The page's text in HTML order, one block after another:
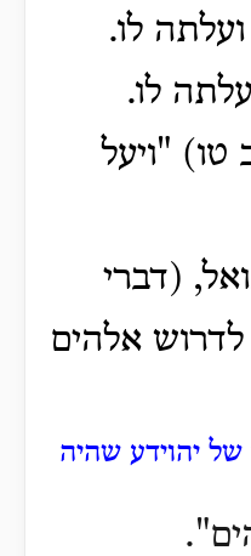
לו.
לו.
"ויעל
(דברי
לדרוש אלהים
של יהוידע שהיה